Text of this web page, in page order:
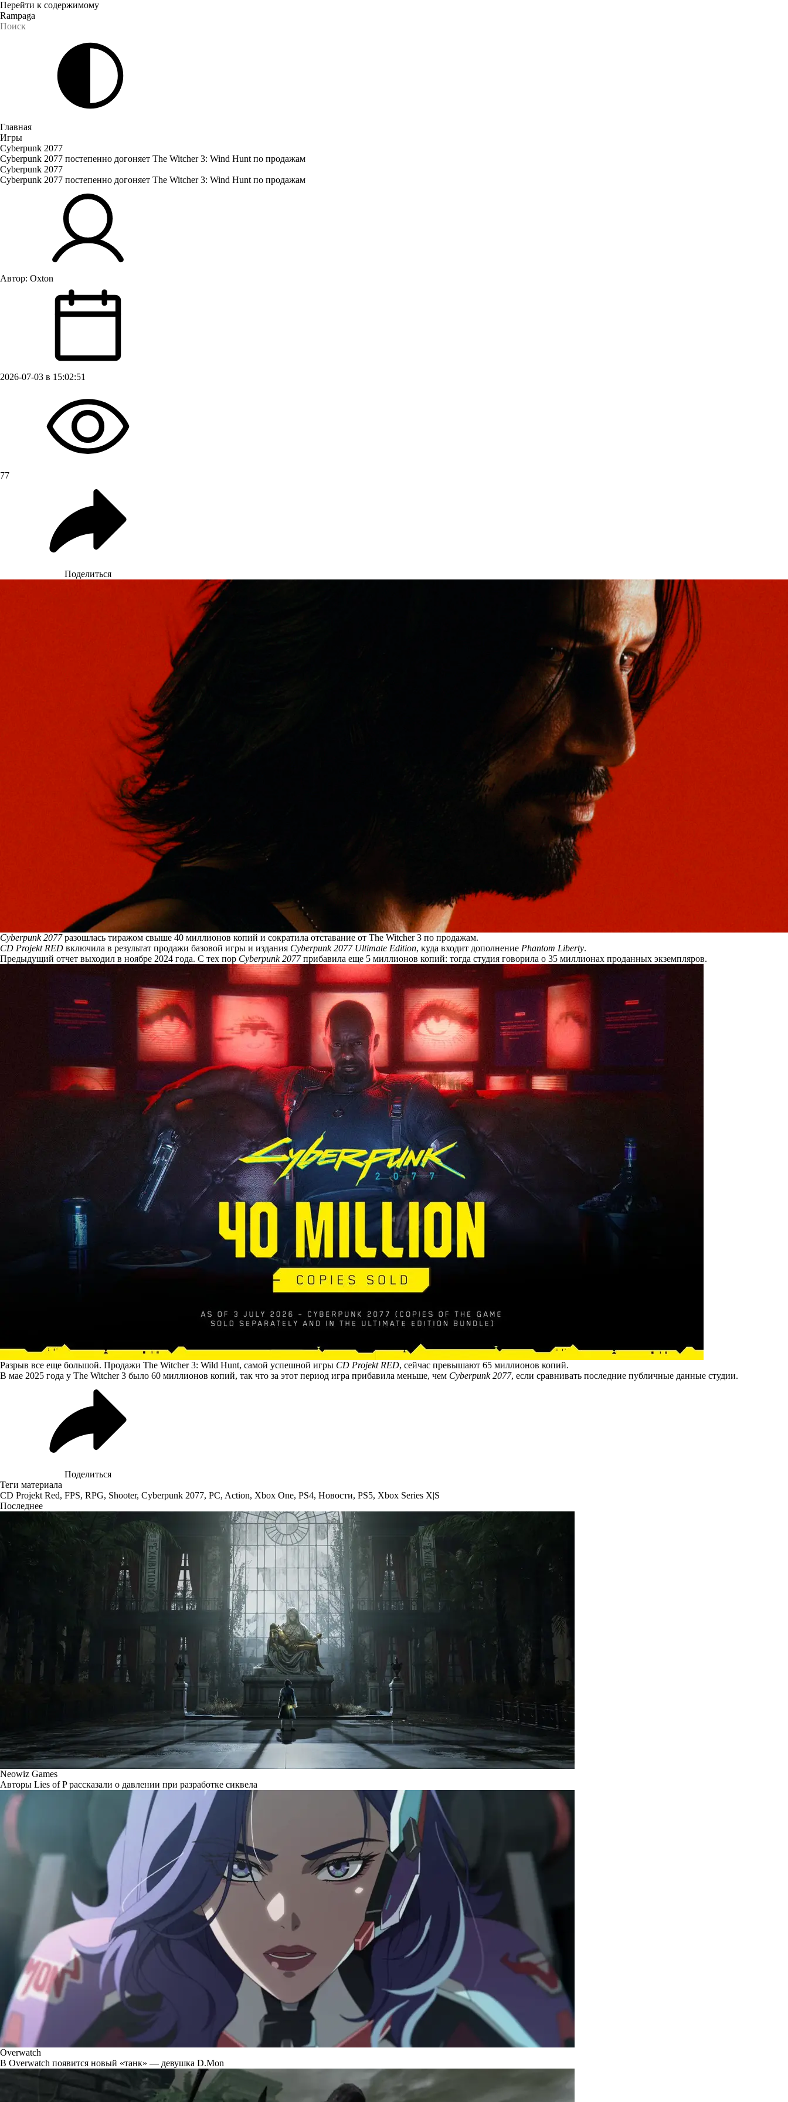
Перейти к содержимому
Rampaga
Главная
Игры
Cyberpunk 2077
Cyberpunk 2077 постепенно догоняет The Witcher 3: Wind Hunt по продажам
Cyberpunk 2077
Cyberpunk 2077 постепенно догоняет The Witcher 3: Wind Hunt по продажам
Автор: Oxton
2026-07-03 в 15:02:51
77
Поделиться
Cyberpunk 2077разошлась тиражом свыше 40 миллионов копий и сократила отставание от The Witcher 3 по продажам.
CD Projekt RED включила в результат продажи базовой игры и издания Cyberpunk 2077 Ultimate Edition, куда входит дополнение Phantom Liberty.
Предыдущий отчет выходил в ноябре 2024 года. С тех пор Cyberpunk 2077прибавила еще 5 миллионов копий: тогда студия говорила о 35 миллионах проданных экземпляров.
Разрыв все еще большой. Продажи The Witcher 3: Wild Hunt, самой успешной игры CD Projekt RED, сейчас превышают 65 миллионов копий.
В мае 2025 года у The Witcher 3 было 60 миллионов копий, так что за этот период игра прибавила меньше, чем Cyberpunk 2077, если сравнивать последние публичные данные студии.
Поделиться
Теги материала
CD Projekt Red, FPS, RPG, Shooter, Cyberpunk 2077, PC, Action, Xbox One, PS4, Новости, PS5, Xbox Series X|S
Последнее
Neowiz Games
Авторы Lies of P рассказали о давлении при разработке сиквела
Overwatch
В Overwatch появится новый «танк» — девушка D.Mon